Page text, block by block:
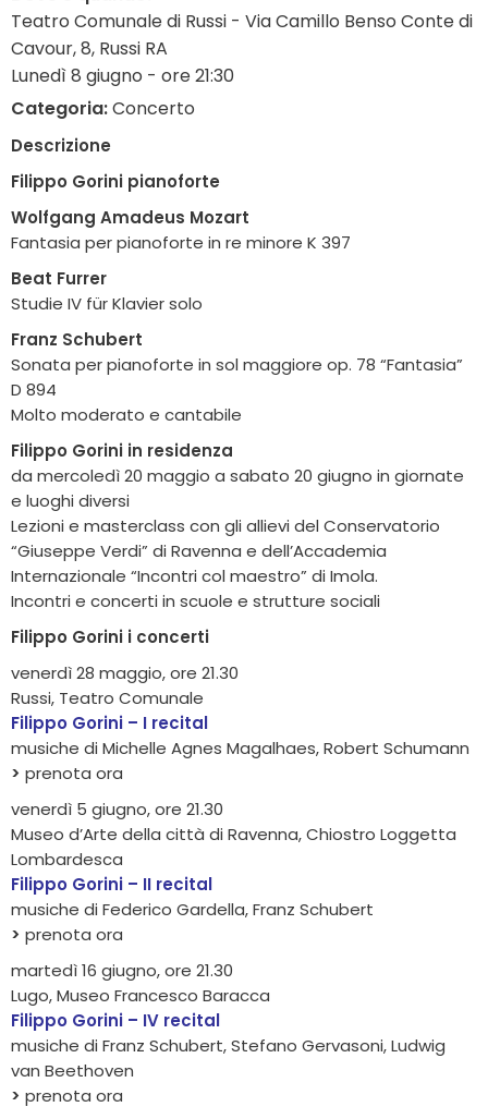
Teatro Comunale di Russi - Via Camillo Benso Conte di
Cavour, 8, Russi RA
Lunedì 8 giugno - ore 21:30
Categoria:Concerto
Descrizione
Filippo Gorini pianoforte
Wolfgang Amadeus Mozart
Fantasia per pianoforte in re minore K 397
Beat Furrer
Studie IV für Klavier solo
Franz Schubert
Sonata per pianoforte in sol maggiore op. 78 “Fantasia”
D 894
Molto moderato e cantabile
Filippo Gorini in residenza
da mercoledì 20 maggio a sabato 20 giugno in giornate
e luoghi diversi
Lezioni e masterclass con gli allievi del Conservatorio
“Giuseppe Verdi” di Ravenna e dell’Accademia
Internazionale “Incontri col maestro” di Imola.
Incontri e concerti in scuole e strutture sociali
Filippo Gorini i concerti
venerdì 28 maggio, ore 21.30
Russi, Teatro Comunale
Filippo Gorini – I recital
musiche di Michelle Agnes Magalhaes, Robert Schumann
> prenota ora
venerdì 5 giugno, ore 21.30
Museo d’Arte della città di Ravenna, Chiostro Loggetta
Lombardesca
Filippo Gorini – II recital
musiche di Federico Gardella, Franz Schubert
> prenota ora
martedì 16 giugno, ore 21.30
Lugo, Museo Francesco Baracca
Filippo Gorini – IV recital
musiche di Franz Schubert, Stefano Gervasoni, Ludwig
van Beethoven
> prenota ora